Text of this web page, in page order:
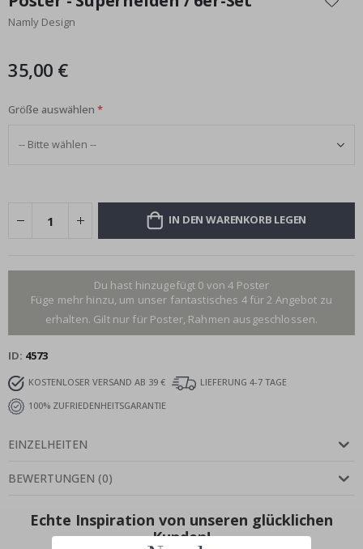
der
Bildgalerie
Namly Design
35,00 €
Größe auswählen
IN DEN WARENKORB LEGEN
Du hast hinzugefügt 0 von 4 Poster
Füge mehr hinzu, um unser fantastisches 4 für 2 Angebot zu
erhalten. Gilt nur für Poster, Rahmen ausgeschlossen.
ID 4573
KOSTENLOSER VERSAND AB 39 €
LIEFERUNG 4-7 TAGE
100% ZUFRIEDENHEITSGARANTIE
EINZELHEITEN
BEWERTUNGEN (0)
Echte Inspiration von unseren glücklichen
Kunden!